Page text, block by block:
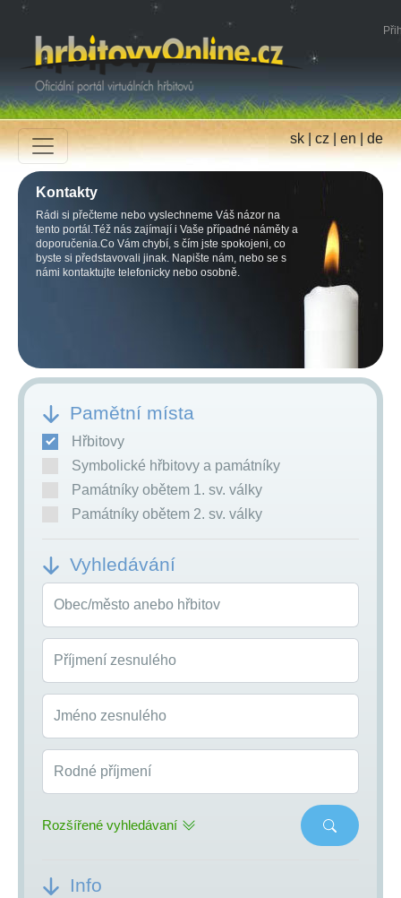
sk|cz|en|de
Kontakty
Rádi si přečteme nebo vyslechneme Váš názor na
tento portál.Též nás zajímají i Vaše případné náměty a
doporučenia.Co Vám chybí, s čím jste spokojeni, co
byste si představovali jinak. Napište nám, nebo se s
námi kontaktujte telefonicky nebo osobně.
Pamětní místa
Hřbitovy
Symbolické hřbitovy a památníky
Památníky obětem 1. sv. války
Památníky obětem 2. sv. války
Vyhledávání
Obec/město anebo hřbitov
Příjmení zesnulého
Jméno zesnulého
Rodné příjmení
Rozšířené vyhledávaní
Info